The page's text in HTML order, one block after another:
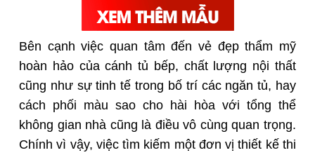
Bên cạnh việc quan tâm đến vẻ đẹp thẩm mỹ
hoàn hảo của cánh tủ bếp, chất lượng nội thất
cũng như sự tinh tế trong bố trí các ngăn tủ, hay
cách phối màu sao cho hài hòa với tổng thể
không gian nhà cũng là điều vô cùng quan trọng.
Chính vì vậy, việc tìm kiếm một đơn vị thiết kế thi